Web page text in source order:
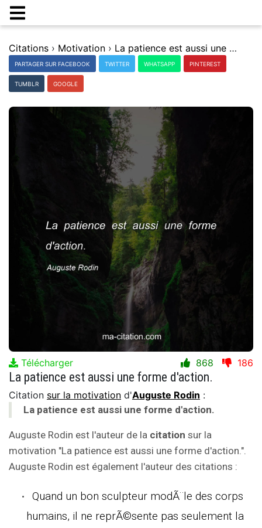
Citations › Motivation › La patience est aussi une forme d'action.
PARTAGER SUR FACEBOOK TWITTER WHATSAPP PINTEREST
TUMBLR GOOGLE
Télécharger 868 186
La patience est aussi une forme d'action.
Citation sur la motivation d'Auguste Rodin :
La patience est aussi une forme d'action.
Auguste Rodin est l'auteur de la citation sur la
motivation "La patience est aussi une forme d'action.".
Auguste Rodin est également l'auteur des citations :
Quand un bon sculpteur modÃ¨le des corps
humains, il ne reprÃ©sente pas seulement la